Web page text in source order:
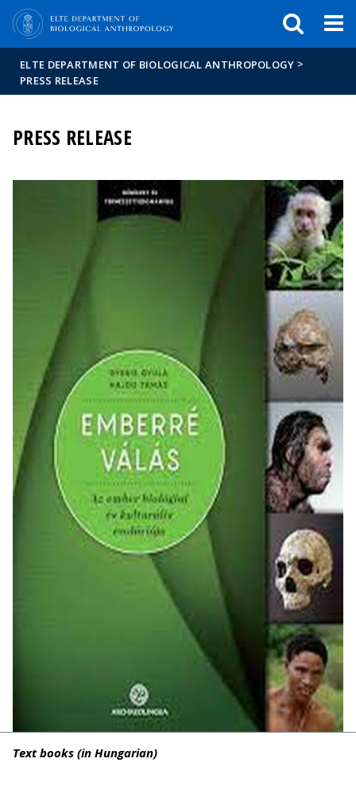
ELTE DEPARTMENT OF BIOLOGICAL ANTHROPOLOGY >
PRESS RELEASE
PRESS RELEASE
Text books (in Hungarian)